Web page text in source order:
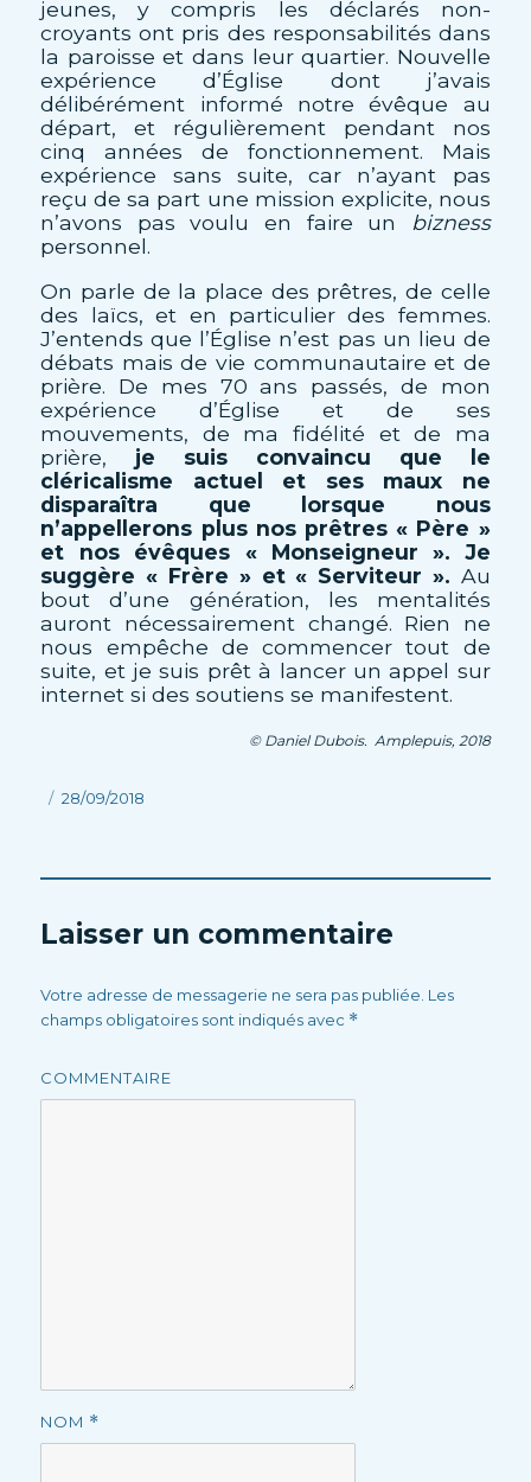
jeunes, y compris les déclarés non-
croyants ont pris des responsabilités dans
la paroisse et dans leur quartier. Nouvelle
expérience d’Église dont j’avais
délibérément informé notre évêque au
départ, et régulièrement pendant nos
cinq années de fonctionnement. Mais
expérience sans suite, car n’ayant pas
reçu de sa part une mission explicite, nous
n’avons pas voulu en faire un
bizness
personnel.
On parle de la place des prêtres, de celle
des laïcs, et en particulier des femmes.
J’entends que l’Église n’est pas un lieu de
débats mais de vie communautaire et de
prière. De mes 70 ans passés, de mon
expérience d’Église et de ses
mouvements, de ma fidélité et de ma
prière, je suis convaincu que le
cléricalisme actuel et ses maux ne
disparaîtra que lorsque nous
n’appellerons plus nos prêtres « Père »
et nos évêques « Monseigneur ». Je
suggère « Frère » et « Serviteur ». Au
bout d’une génération, les mentalités
auront nécessairement changé. Rien ne
nous empêche de commencer tout de
suite, et je suis prêt à lancer un appel sur
internet si des soutiens se manifestent.
© Daniel Dubois. Amplepuis, 2018
Publié
28/09/2018
Laisser un commentaire
Votre adresse de messagerie ne sera pas publiée. Les
champs obligatoires sont indiqués avec *
COMMENTAIRE
NOM *